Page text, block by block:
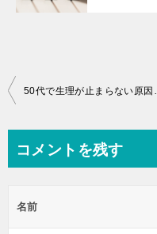
投
ビ
ー
50代で生
コメントを残す
名前